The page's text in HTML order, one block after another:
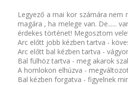
Legyező a mai kor számára nem
magára , ha melege van. De......
érdekes történet! Megosztom
Arc előtt jobb kézben tartva -
Arc előtt bal kézben tartva -
Bal fülhöz tartva - meg akarok
A homlokon elhúzva -
Bal kézben forgatva - figyelnek